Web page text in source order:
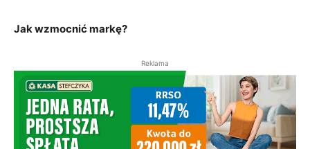
Jak wzmocnić markę?
Reklama